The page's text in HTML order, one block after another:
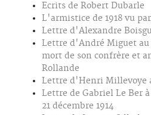
Ecrits de Robert Dubarle
L'armistice de 1918 vu
Lettre d'Alexandre
Lettre d'André Miguet
mort de son confrère et
Rollande
Lettre d'Henri Millevoye
Lettre de Gabriel Le Ber
21 décembre 1914